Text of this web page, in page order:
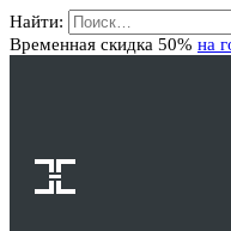
Найти:
Временная скидка 50% на